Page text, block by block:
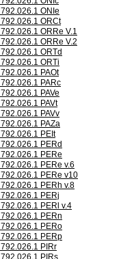
792.026.1 ONIe
792.026.1 ORCt
792.026.1 ORRe V.1
792.026.1 ORRe V.2
792.026.1 ORTd
792.026.1 ORTi
792.026.1 PAOt
792.026.1 PARc
792.026.1 PAVe
792.026.1 PAVt
792.026.1 PAVv
792.026.1 PAZa
792.026.1 PEIt
792.026.1 PERd
792.026.1 PERe
792.026.1 PERe v.6
792.026.1 PERe v10
792.026.1 PERh v.8
792.026.1 PERj
792.026.1 PERl v.4
792.026.1 PERn
792.026.1 PERo
792.026.1 PERp
792.026.1 PIRr
792.026.1 PIRs